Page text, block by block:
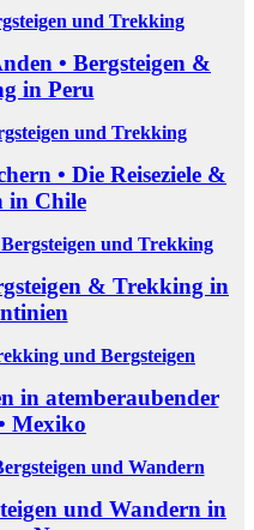
• Bergsteigen &
in Peru
• Die Reiseziele &
in Chile
& Trekking in
in atemberaubender
Mexiko
und Wandern in